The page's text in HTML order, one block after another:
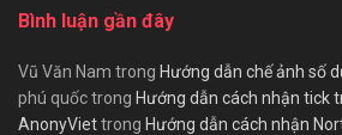
Bình luận gần đây
Vũ Văn Nam trong Hướng dẫn chế ảnh số
phú quốctrong Hướng dẫn cách nhận tick
AnonyViettrong Hướng dẫn cách nhận